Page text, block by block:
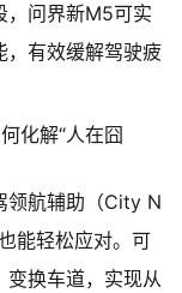
，问界新M5可实
，有效缓解驾驶疲
领航辅助（City N
能轻松应对。可
变换车道，实现从